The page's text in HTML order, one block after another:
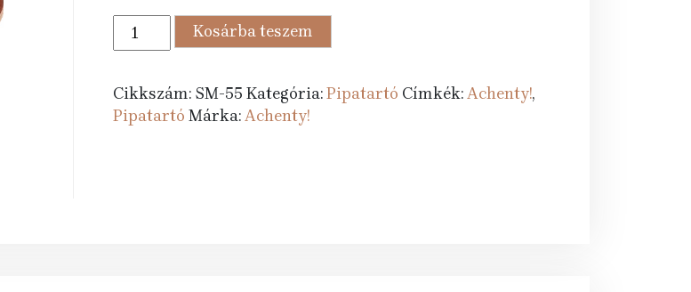
17
120 Ft.
9
595 Ft.
Szezámfa
pipatartó
pipának
-
Kosárba teszem
Cikkszám: SM-55 Kategória:Pipatartó Címkék:Achenty!,
Pipatartó Márka:Achenty!